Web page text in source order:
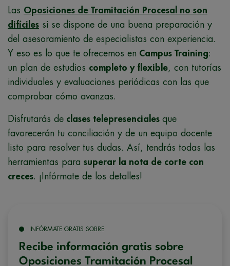
Las Oposiciones de Tramitación Procesal no son
difíciles si se dispone de una buena preparación y
del asesoramiento de especialistas con experiencia.
Y eso es lo que te ofrecemos en Campus Training:
un plan de estudios completo y flexible, con tutorías
individuales y evaluaciones periódicas con las que
comprobar cómo avanzas.
Disfrutarás de clases telepresenciales que
favorecerán tu conciliación y de un equipo docente
listo para resolver tus dudas. Así, tendrás todas las
herramientas para superar la nota de corte con
creces. ¡Infórmate de los detalles!
INFÓRMATE GRATIS SOBRE
Recibe información gratis sobre
Oposiciones Tramitación Procesal